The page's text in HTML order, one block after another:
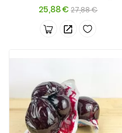
25,88 €Prezzo
27,88 €Prezzo